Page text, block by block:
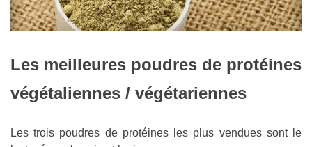
Les meilleures poudres de protéines
végétaliennes / végétariennes
Les trois poudres de protéines les plus vendues sont le